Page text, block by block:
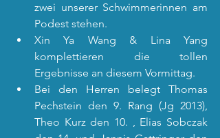
zwei unserer Schwimmerinnen am
Podest stehen.
Xin Ya Wang & Lina Yang
komplettieren die tollen
Ergebnisse an diesem Vormittag.
Bei den Herren belegt Thomas
Pechstein den 9. Rang (Jg 2013),
Theo Kurz den 10. , Elias Sobczak